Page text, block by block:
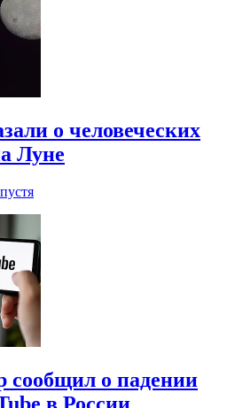
о человеческих
Луне
сообщил о падении